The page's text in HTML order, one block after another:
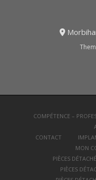
COMPÉTENCE –
CONTACT
MON
PIÈCES
PIÈCES